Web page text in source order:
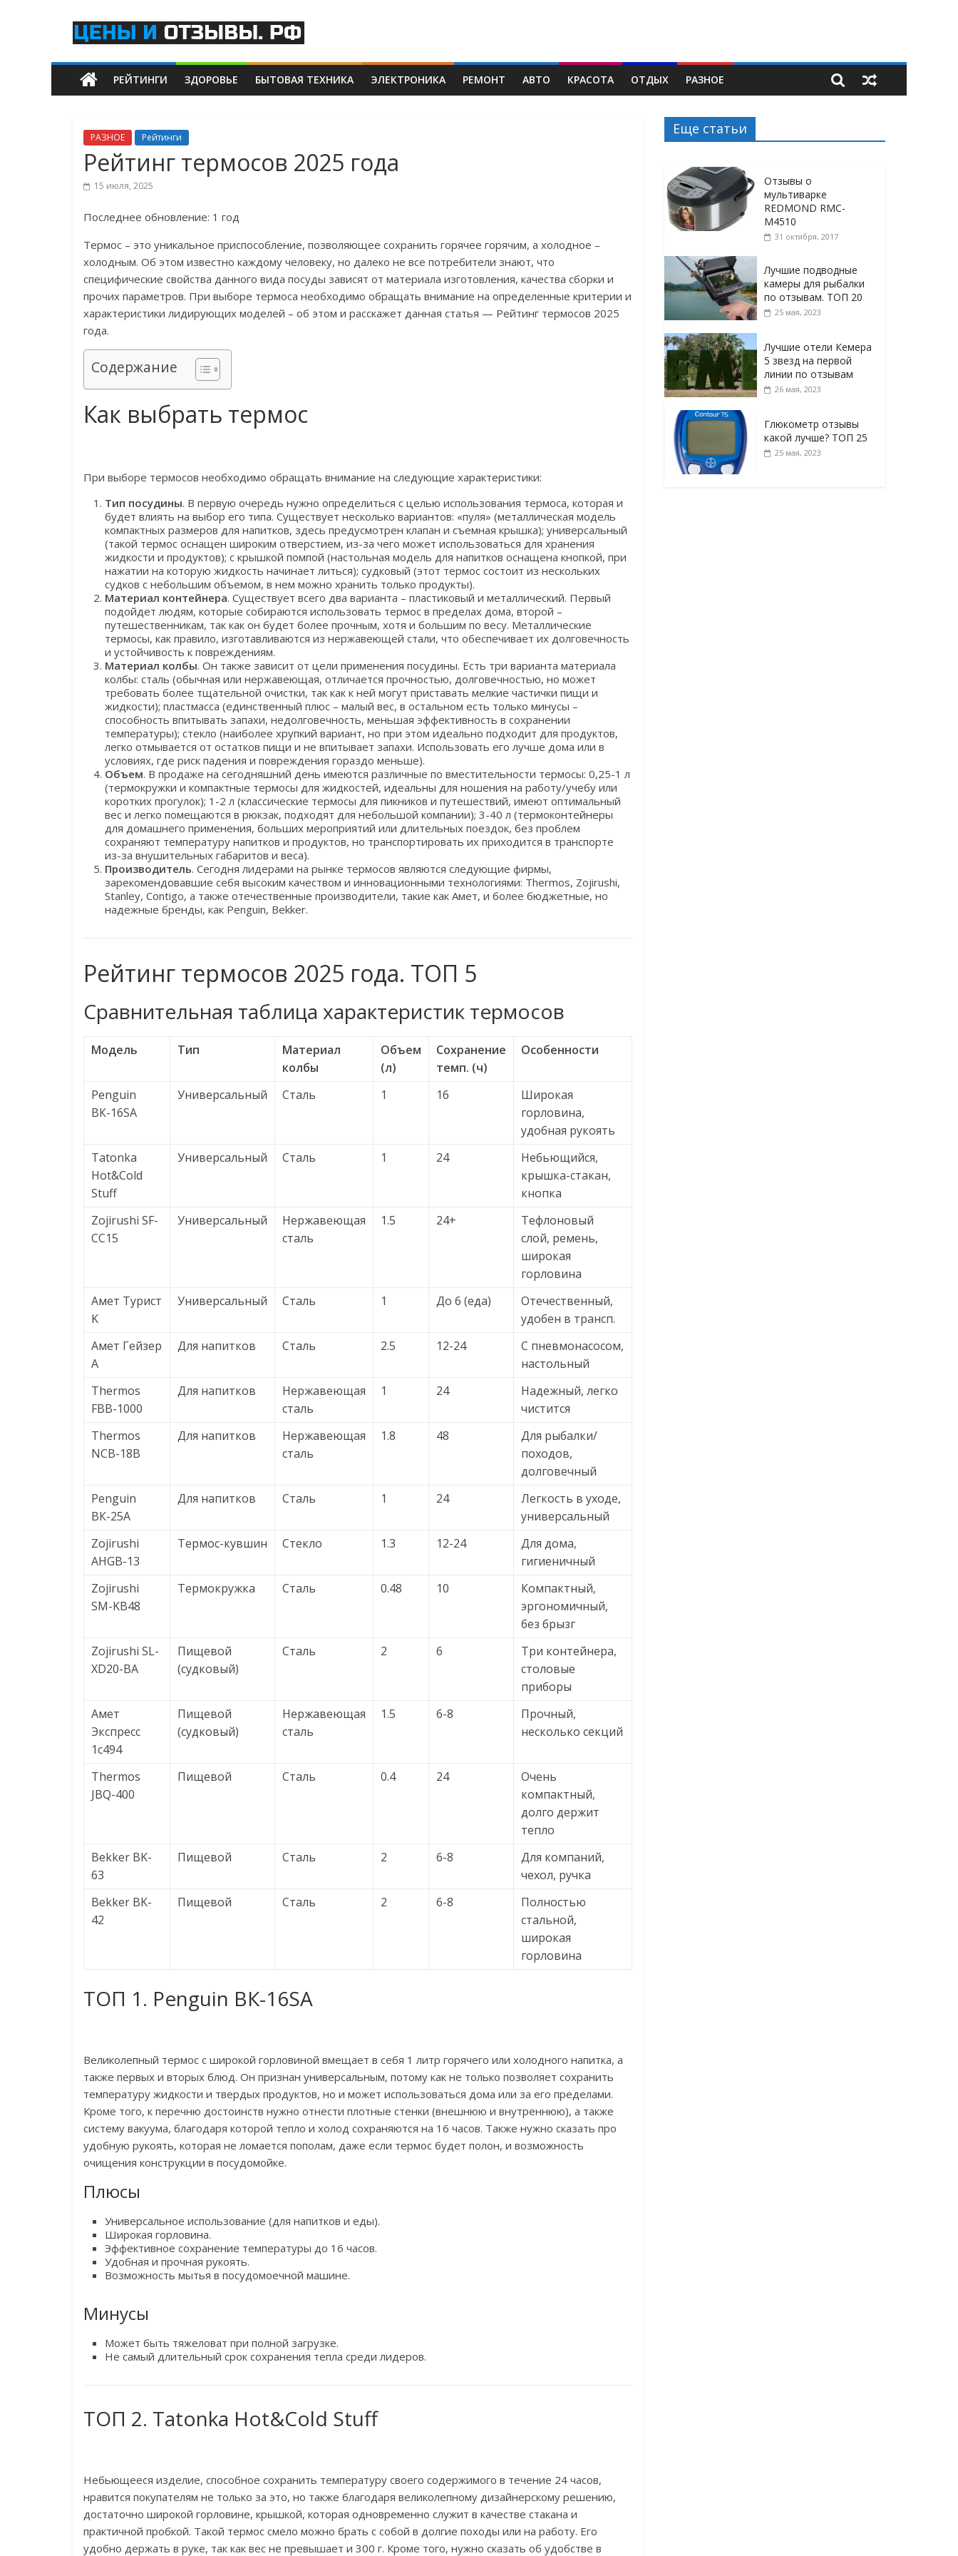
Цены
и
отзывы.рф
Самых
Лучших
Товаров
РЕЙТИНГИ ЗДОРОВЬЕ БЫТОВАЯ ТЕХНИКА ЭЛЕКТРОНИКА РЕМОНТ АВТО КРАСОТА ОТДЫХ РАЗНОЕ
РАЗНОЕ Рейтинги
Рейтинг термосов 2025 года
15 июля, 2025
Последнее обновление: 1 год
Термос – это уникальное приспособление, позволяющее сохранить горячее горячим, а холодное –
холодным. Об этом известно каждому человеку, но далеко не все потребители знают, что
специфические свойства данного вида посуды зависят от материала изготовления, качества сборки и
прочих параметров. При выборе термоса необходимо обращать внимание на определенные критерии и
характеристики лидирующих моделей – об этом и расскажет данная статья — Рейтинг термосов 2025
года.
Содержание
Как выбрать термос
При выборе термосов необходимо обращать внимание на следующие характеристики:
Тип посудины. В первую очередь нужно определиться с целью использования термоса, которая и
будет влиять на выбор его типа. Существует несколько вариантов: «пуля» (металлическая модель
компактных размеров для напитков, здесь предусмотрен клапан и съемная крышка); универсальный
(такой термос оснащен широким отверстием, из-за чего может использоваться для хранения
жидкости и продуктов); с крышкой помпой (настольная модель для напитков оснащена кнопкой, при
нажатии на которую жидкость начинает литься); судковый (этот термос состоит из нескольких
судков с небольшим объемом, в нем можно хранить только продукты).
Материал контейнера. Существует всего два варианта – пластиковый и металлический. Первый
подойдет людям, которые собираются использовать термос в пределах дома, второй –
путешественникам, так как он будет более прочным, хотя и большим по весу. Металлические
термосы, как правило, изготавливаются из нержавеющей стали, что обеспечивает их долговечность
и устойчивость к повреждениям.
Материал колбы. Он также зависит от цели применения посудины. Есть три варианта материала
колбы: сталь (обычная или нержавеющая, отличается прочностью, долговечностью, но может
требовать более тщательной очистки, так как к ней могут приставать мелкие частички пищи и
жидкости); пластмасса (единственный плюс – малый вес, в остальном есть только минусы –
способность впитывать запахи, недолговечность, меньшая эффективность в сохранении
температуры); стекло (наиболее хрупкий вариант, но при этом идеально подходит для продуктов,
легко отмывается от остатков пищи и не впитывает запахи. Использовать его лучше дома или в
условиях, где риск падения и повреждения гораздо меньше).
Объем. В продаже на сегодняшний день имеются различные по вместительности термосы: 0,25-1 л
(термокружки и компактные термосы для жидкостей, идеальны для ношения на работу/учебу или
коротких прогулок); 1-2 л (классические термосы для пикников и путешествий, имеют оптимальный
вес и легко помещаются в рюкзак, подходят для небольшой компании); 3-40 л (термоконтейнеры
для домашнего применения, больших мероприятий или длительных поездок, без проблем
сохраняют температуру напитков и продуктов, но транспортировать их приходится в транспорте
из-за внушительных габаритов и веса).
Производитель. Сегодня лидерами на рынке термосов являются следующие фирмы,
зарекомендовавшие себя высоким качеством и инновационными технологиями: Thermos, Zojirushi,
Stanley, Contigo, а также отечественные производители, такие как Амет, и более бюджетные, но
надежные бренды, как Penguin, Bekker.
Рейтинг термосов 2025 года. ТОП 5
Сравнительная таблица характеристик термосов
Модель Тип
Материал
колбы
Объем
(л)
Сохранение
темп. (ч)
Особенности
Penguin
ВК-16SА
Универсальный Сталь 1 16
Широкая
горловина,
удобная рукоять
Tatonka
Hot&Cold
Stuff
Универсальный Сталь 1 24
Небьющийся,
крышка-стакан,
кнопка
Zojirushi SF-
CC15
Универсальный
Нержавеющая
сталь
1.5 24+
Тефлоновый
слой, ремень,
широкая
горловина
Амет Турист
K
Универсальный Сталь 1 До 6 (еда)
Отечественный,
удобен в трансп.
Амет Гейзер
A
Для напитков Сталь 2.5 12-24
С пневмонасосом,
настольный
Thermos
FBB-1000
Для напитков
Нержавеющая
сталь
1 24
Надежный, легко
чистится
Thermos
NCB-18B
Для напитков
Нержавеющая
сталь
1.8 48
Для рыбалки/
походов,
долговечный
Penguin
ВК-25А
Для напитков Сталь 1 24
Легкость в уходе,
универсальный
Zojirushi
AHGB-13
Термос-кувшин Стекло 1.3 12-24
Для дома,
гигиеничный
Zojirushi
SM-KB48
Термокружка Сталь 0.48 10
Компактный,
эргономичный,
без брызг
Zojirushi SL-
XD20-BA
Пищевой
(судковый)
Сталь 2 6
Три контейнера,
столовые
приборы
Амет
Экспресс
1с494
Пищевой
(судковый)
Нержавеющая
сталь
1.5 6-8
Прочный,
несколько секций
Thermos
JBQ-400
Пищевой Сталь 0.4 24
Очень
компактный,
долго держит
тепло
Bekker BK-
63
Пищевой Сталь 2 6-8
Для компаний,
чехол, ручка
Bekker BK-
42
Пищевой Сталь 2 6-8
Полностью
стальной,
широкая
горловина
ТОП 1. Penguin ВК-16SА
Великолепный термос с широкой горловиной вмещает в себя 1 литр горячего или холодного напитка, а
также первых и вторых блюд. Он признан универсальным, потому как не только позволяет сохранить
температуру жидкости и твердых продуктов, но и может использоваться дома или за его пределами.
Кроме того, к перечню достоинств нужно отнести плотные стенки (внешнюю и внутреннюю), а также
систему вакуума, благодаря которой тепло и холод сохраняются на 16 часов. Также нужно сказать про
удобную рукоять, которая не ломается пополам, даже если термос будет полон, и возможность
очищения конструкции в посудомойке.
Плюсы
Универсальное использование (для напитков и еды).
Широкая горловина.
Эффективное сохранение температуры до 16 часов.
Удобная и прочная рукоять.
Возможность мытья в посудомоечной машине.
Минусы
Может быть тяжеловат при полной загрузке.
Не самый длительный срок сохранения тепла среди лидеров.
ТОП 2. Tatonka Hot&Cold Stuff
Небьющееся изделие, способное сохранить температуру своего содержимого в течение 24 часов,
нравится покупателям не только за это, но также благодаря великолепному дизайнерскому решению,
достаточно широкой горловине, крышкой, которая одновременно служит в качестве стакана и
практичной пробкой. Такой термос смело можно брать с собой в долгие походы или на работу. Его
удобно держать в руке, так как вес не превышает и 300 г. Кроме того, нужно сказать об удобстве в
Еще статьи
Отзывы о
мультиварке
REDMOND RMC-
M4510
31 октября, 2017
Лучшие подводные
камеры для рыбалки
по отзывам. ТОП 20
25 мая, 2023
Лучшие отели Кемера
5 звезд на первой
линии по отзывам
26 мая, 2023
Глюкометр отзывы
какой лучше? ТОП 25
25 мая, 2023